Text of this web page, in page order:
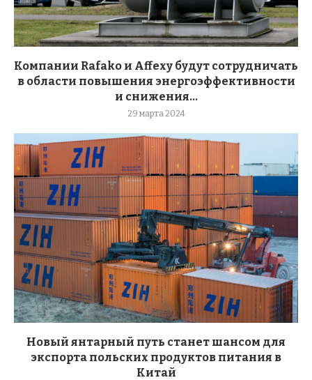
Компании Rafako и Affexy будут сотрудничать
в области повышения энергоэффективности
и снижения...
29 марта 2024
Новый янтарный путь станет шансом для
экспорта польских продуктов питания в
Китай